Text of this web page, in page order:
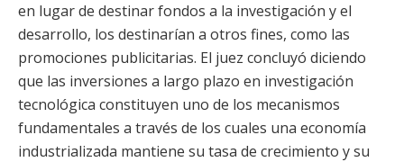
en lugar de destinar fondos a la investigación y el
desarrollo, los destinarían a otros fines, como las
promociones publicitarias. El juez concluyó diciendo
que las inversiones a largo plazo en investigación
tecnológica constituyen uno de los mecanismos
fundamentales a través de los cuales una economía
industrializada mantiene su tasa de crecimiento y su